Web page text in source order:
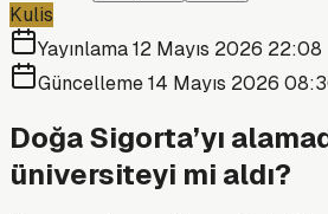
Kulis
Yayınlama12 Mayıs 2026 22:08
Güncelleme14 Mayıs 2026
Doğa Sigorta’yı
üniversiteyi mi aldı?